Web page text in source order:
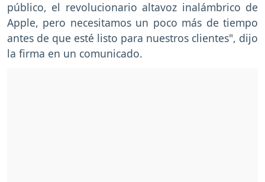
público, el revolucionario altavoz inalámbrico de
Apple, pero necesitamos un poco más de tiempo
antes de que esté listo para nuestros clientes", dijo
la firma en un comunicado.